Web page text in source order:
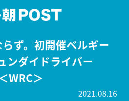
ず。初開催ベルギー
ンダイドライバー
WRC＞
2021.08.16